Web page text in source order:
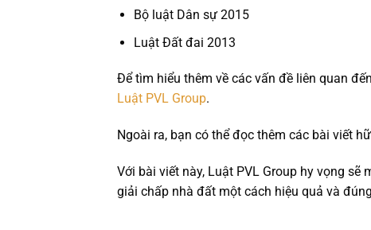
Bộ luật Dân sự 2015
Luật Đất đai 2013
Để tìm hiểu thêm về các vấn đề liên quan
Luật PVL Group.
Ngoài ra, bạn có thể đọc thêm các bài viết
Với bài viết này, Luật PVL Group hy vọng
giải chấp nhà đất một cách hiệu quả và